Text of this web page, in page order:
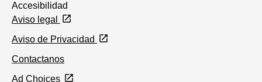
Accesibilidad
Aviso legal
Aviso de Privacidad
Contactanos
Ad Choices